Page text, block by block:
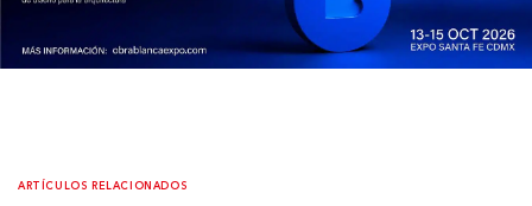
ARTÍCULOS RELACIONADOS